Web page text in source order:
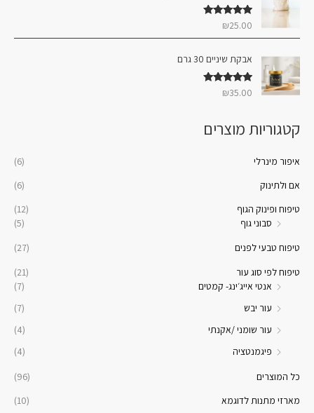
דורג5.00
₪25.00
אבקת שיניים 30 גרם
דורג5.00
₪35.00
קטגוריות מוצרים
איפור מינרלי
(6)
אם ולתינוק
(6)
טיפוח ופינוק הגוף
(12)
סבוני גוף
(5)
טיפוח טבעי לפנים
(27)
טיפוח לפי סוג עור
(21)
אנטי אייג׳ינג- קמטים
(7)
עור יבש
(7)
עור שומני /אקנתי
(4)
פיגמנטציה
(4)
כל המוצרים
(96)
מארזי מתנות לדוגמא
(10)